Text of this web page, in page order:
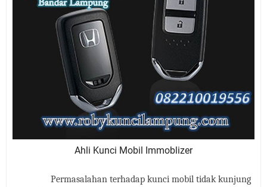
Ahli Kunci Mobil Immoblizer
Permasalahan terhadap kunci mobil tidak kunjung